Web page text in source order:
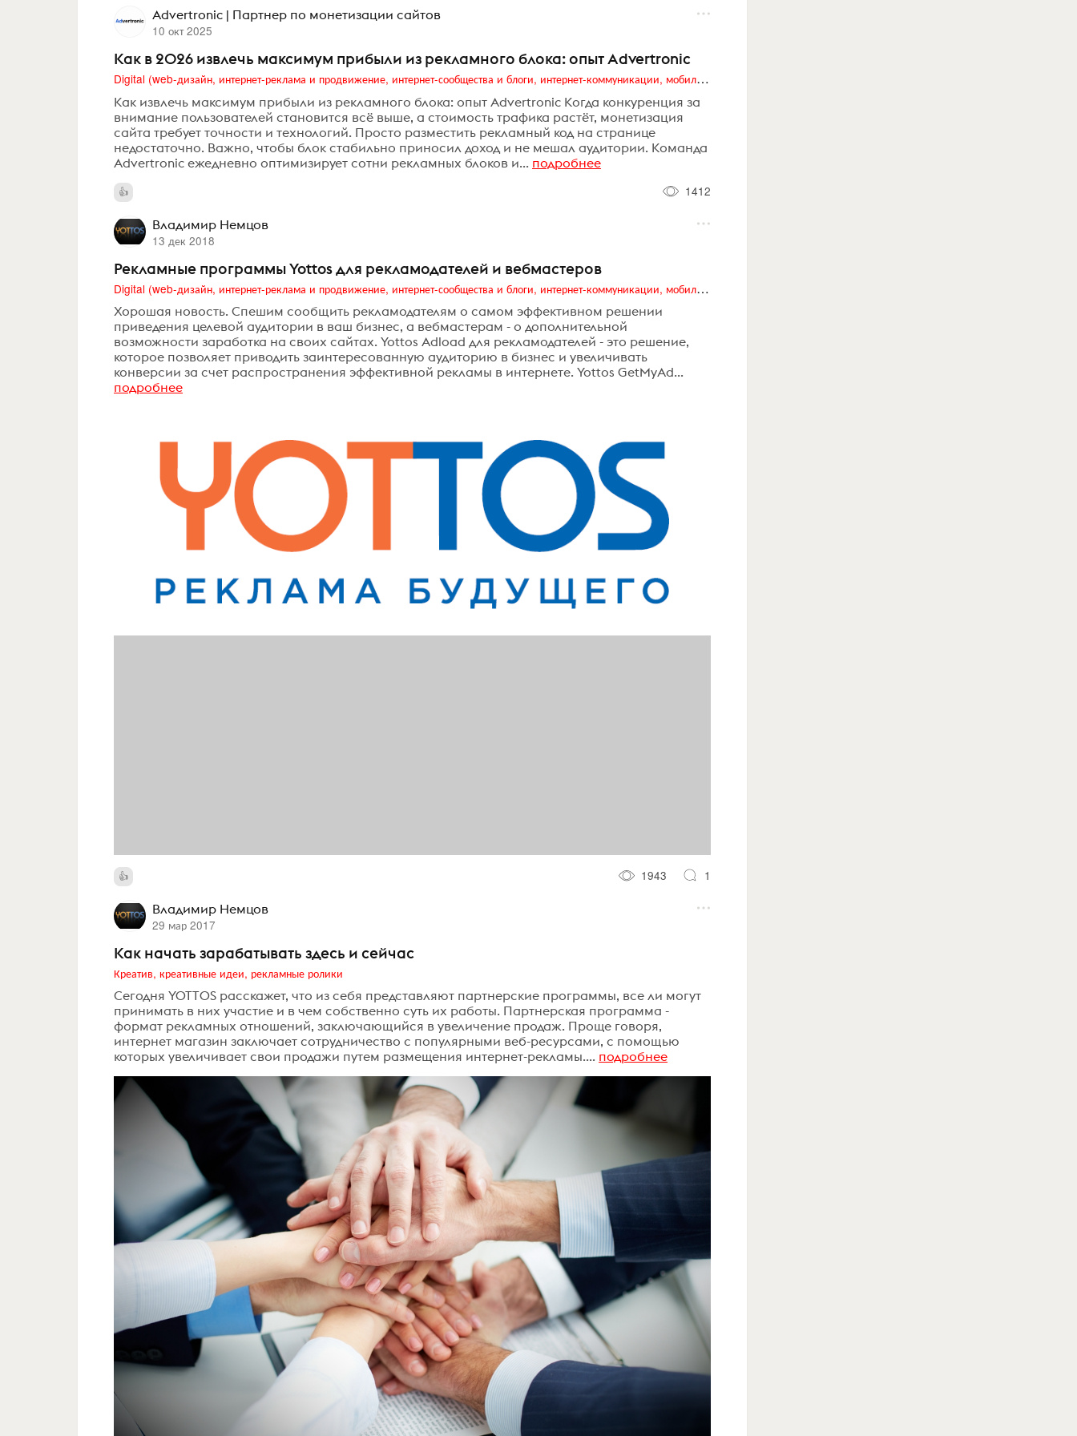
Advertronic | Партнер по монетизации сайтов
10 окт 2025
Как в 2026 извлечь максимум прибыли из рекламного блока: опыт Advertronic
Digital (web-дизайн, интернет-реклама и продвижение, интернет-сообщества и блоги, интернет-коммуникации, мобильный маркетинг, реклама на цифровых экранах)
Как извлечь максимум прибыли из рекламного блока: опыт Advertronic Когда конкуренция за
внимание пользователей становится всё выше, а стоимость трафика растёт, монетизация
сайта требует точности и технологий. Просто разместить рекламный код на странице
недостаточно. Важно, чтобы блок стабильно приносил доход и не мешал аудитории. Команда
Advertronic ежедневно оптимизирует сотни рекламных блоков и... подробнее
1412
Владимир Немцов
13 дек 2018
Рекламные программы Yottos для рекламодателей и вебмастеров
Digital (web-дизайн, интернет-реклама и продвижение, интернет-сообщества и блоги, интернет-коммуникации, мобильный маркетинг, реклама на цифровых экранах)
Хорошая новость. Спешим сообщить рекламодателям о самом эффективном решении
приведения целевой аудитории в ваш бизнес, а вебмастерам - о дополнительной
возможности заработка на своих сайтах. Yottos Adload для рекламодателей - это решение,
которое позволяет приводить заинтересованную аудиторию в бизнес и увеличивать
конверсии за счет распространения эффективной рекламы в интернете. Yottos GetMyAd...
подробнее
1943 1
Владимир Немцов
29 мар 2017
Как начать зарабатывать здесь и сейчас
Креатив, креативные идеи, рекламные ролики
Сегодня YOTTOS расскажет, что из себя представляют партнерские программы, все ли могут
принимать в них участие и в чем собственно суть их работы. Партнерская программа -
формат рекламных отношений, заключающийся в увеличение продаж. Проще говоря,
интернет магазин заключает сотрудничество с популярными веб-ресурсами, с помощью
которых увеличивает свои продажи путем размещения интернет-рекламы.... подробнее